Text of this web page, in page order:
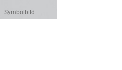
Symbolbild